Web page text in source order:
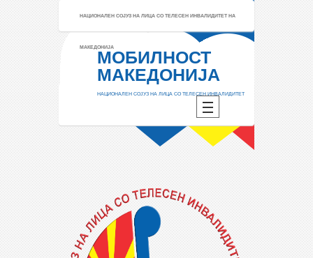
НАЦИОНАЛЕН СОЈУЗ НА ЛИЦА СО ТЕЛЕСЕН ИНВАЛИДИТЕТ НА
МАКЕДОНИЈА
МОБИЛНОСТ
МАКЕДОНИЈА
НАЦИОНАЛЕН СОЈУЗ НА ЛИЦА СО ТЕЛЕСЕН ИНВАЛИДИТЕТ